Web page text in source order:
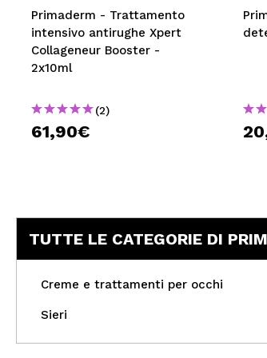
Primaderm - Trattamento
intensivo antirughe Xpert
Collageneur Booster -
2x10ml
(2)
61,90€
TUTTE LE CATEGORIE DI
Creme e trattamenti per occhi
Sieri